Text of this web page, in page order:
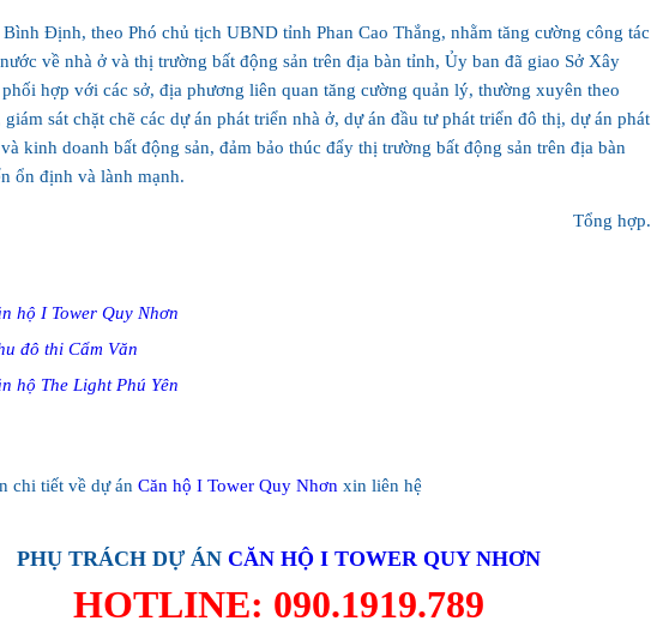
Định, theo Phó chủ tịch UBND tỉnh Phan Cao Thắng, nhằm tăng cường công tác
về nhà ở và thị trường bất động sản trên địa bàn tỉnh, Ủy ban đã giao Sở Xây
hợp với các sở, địa phương liên quan tăng cường quản lý, thường xuyên theo
sát chặt chẽ các dự án phát triển nhà ở, dự án đầu tư phát triển đô thị, dự án phát
kinh doanh bất động sản, đảm bảo thúc đẩy thị trường bất động sản trên địa bàn
ổn định và lành mạnh.
Tổng hợp.
hộ I Tower Quy Nhơn
đô thi Cẩm Văn
hộ The Light Phú Yên
chi tiết về dự án Căn hộ I Tower Quy Nhơn xin liên hệ
PHỤ TRÁCH DỰ ÁN CĂN HỘ I TOWER QUY NHƠN
HOTLINE: 090.1919.789